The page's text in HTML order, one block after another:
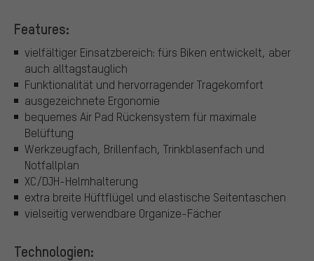
Features:
vielfältiger Einsatzbereich: fürs Biken entwickelt, aber
auch alltagstauglich
Funktionalität und hervorragender Tragekomfort
ausgezeichnete Ergonomie
bequemes Air Pad Rückensystem für maximale
Belüftung
Werkzeugfach, Brillenfach, Trinkblasenfach und
Notfallplan
XC/DJH-Helmhalterung
extra breite Hüftflügel und elastische Seitentaschen
vielseitig verwendbare Organize-Fächer
Technologien: